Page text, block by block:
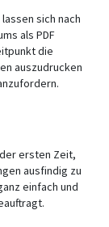
sich nach
als PDF
die
auszudrucken
ersten Zeit,
ausfindig zu
einfach und